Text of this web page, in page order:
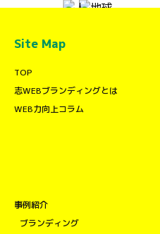
Site Map
TOP
志WEBブランディングとは
WEB力向上コラム
事例紹介
ブランディング